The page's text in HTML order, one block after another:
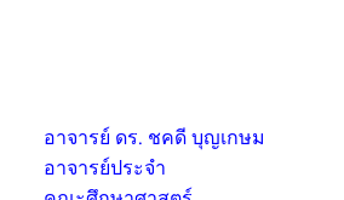
อาจารย์ ดร. ชคดี บุญเกษม
อาจารย์ประจำ